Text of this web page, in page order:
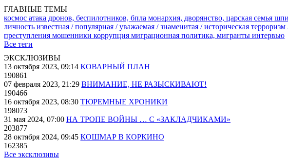
ГЛАВНЫЕ ТЕМЫ
космос атака дронов, беспилотников, бпла монархия, дворянство, царская семья
личность известная / популярная / уважаемая / знаменитая / историческая терроризм
преступления мошенники коррупция миграционная политика, мигранты интервью
Все теги
ЭКСКЛЮЗИВЫ
13 октября 2023, 09:14 КОВАРНЫЙ ПЛАН
190861
07 февраля 2023, 21:29 ВНИМАНИЕ, НЕ РАЗЫСКИВАЮТ!
190466
16 октября 2023, 08:30 ТЮРЕМНЫЕ ХРОНИКИ
198073
31 мая 2024, 07:00 НА ТРОПЕ ВОЙНЫ … С «ЗАКЛАДЧИКАМИ»
203877
28 октября 2024, 09:45 КОШМАР В КОРКИНО
162385
Все эксклюзивы